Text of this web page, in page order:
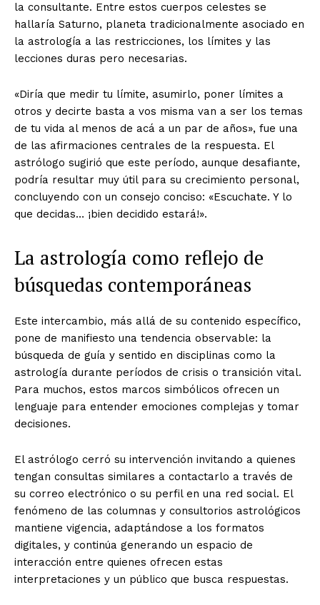
la consultante. Entre estos cuerpos celestes se
hallaría Saturno, planeta tradicionalmente asociado en
la astrología a las restricciones, los límites y las
lecciones duras pero necesarias.
«Diría que medir tu límite, asumirlo, poner límites a
otros y decirte basta a vos misma van a ser los temas
de tu vida al menos de acá a un par de años», fue una
de las afirmaciones centrales de la respuesta. El
astrólogo sugirió que este período, aunque desafiante,
podría resultar muy útil para su crecimiento personal,
concluyendo con un consejo conciso: «Escuchate. Y lo
que decidas… ¡bien decidido estará!».
La astrología como reflejo de
búsquedas contemporáneas
Este intercambio, más allá de su contenido específico,
pone de manifiesto una tendencia observable: la
búsqueda de guía y sentido en disciplinas como la
astrología durante períodos de crisis o transición vital.
Para muchos, estos marcos simbólicos ofrecen un
lenguaje para entender emociones complejas y tomar
decisiones.
El astrólogo cerró su intervención invitando a quienes
tengan consultas similares a contactarlo a través de
su correo electrónico o su perfil en una red social. El
fenómeno de las columnas y consultorios astrológicos
mantiene vigencia, adaptándose a los formatos
digitales, y continúa generando un espacio de
interacción entre quienes ofrecen estas
interpretaciones y un público que busca respuestas.